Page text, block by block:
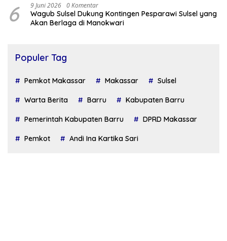
6 9 Juni 2026 0 Komentar
Wagub Sulsel Dukung Kontingen Pesparawi Sulsel yang
Akan Berlaga di Manokwari
Populer Tag
Pemkot Makassar Makassar Sulsel
Warta Berita Barru Kabupaten Barru
Pemerintah Kabupaten Barru DPRD Makassar
Pemkot Andi Ina Kartika Sari